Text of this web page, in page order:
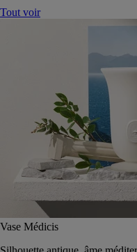
Tout voir
Vase Médicis